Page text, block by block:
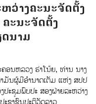
ວ່າງຄະນະຈັດຕັ້ງ
ະນະຈັດຕັ້ງ
ນາມ
ນຫລວງ ຮ່າໂນ້ຍ, ທ່ານ ນາງ
ມັນຜູ້ມີອຳນາດເຕັມ ແຫ່ງ ສປປ
ະຊຸມພົບປະ ສອງຝ່າຍລະຫວ່າງ